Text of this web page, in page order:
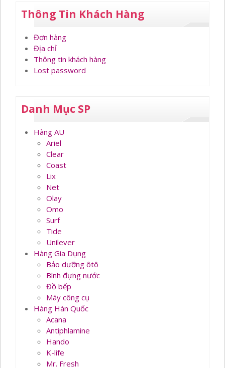
Thông Tin Khách Hàng
Đơn hàng
Địa chỉ
Thông tin khách hàng
Lost password
Danh Mục SP
Hàng AU
Ariel
Clear
Coast
Lix
Net
Olay
Omo
Surf
Tide
Unilever
Hàng Gia Dụng
Bảo dưỡng ôtô
Bình đựng nước
Đồ bếp
Máy công cụ
Hàng Hàn Quốc
Acana
Antiphlamine
Hando
K-life
Mr. Fresh